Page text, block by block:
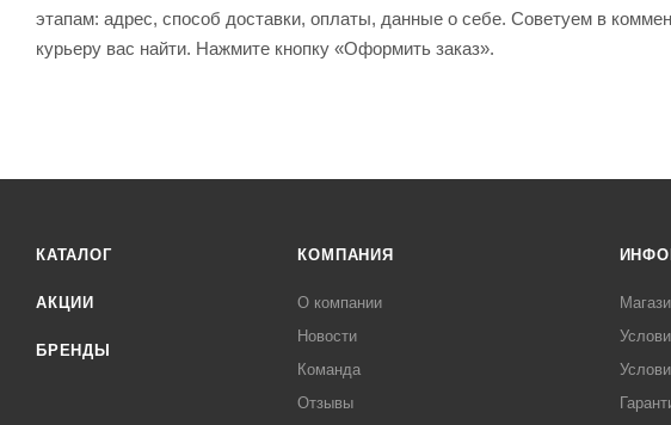
этапам: адрес, способ доставки, оплаты, данные о себе. Советуем в
курьеру вас найти. Нажмите кнопку «Оформить заказ».
КАТАЛОГ
АКЦИИ
БРЕНДЫ
КОМПАНИЯ
О компании
Новости
Команда
Отзывы